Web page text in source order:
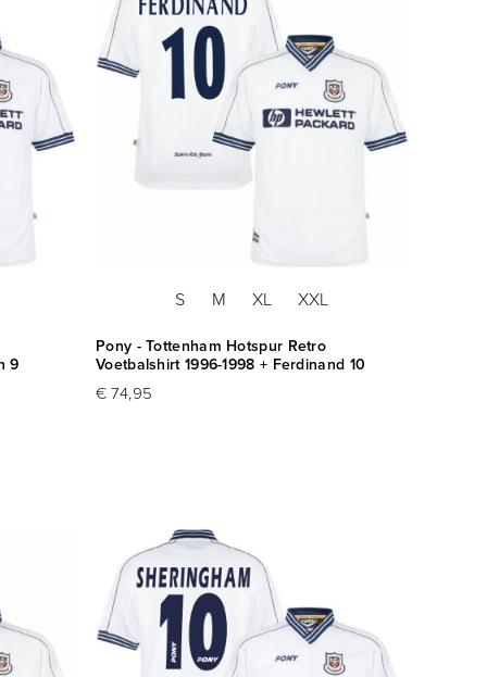
9
S M XL XXL
Pony - Tottenham Hotspur Retro
Voetbalshirt 1996-1998 + Ferdinand 10
€ 74,95